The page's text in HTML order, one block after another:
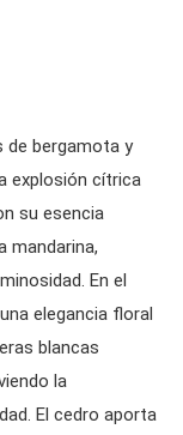
de bergamota y
explosión cítrica
su esencia
mandarina,
En el
elegancia floral
blancas
la
El cedro aporta